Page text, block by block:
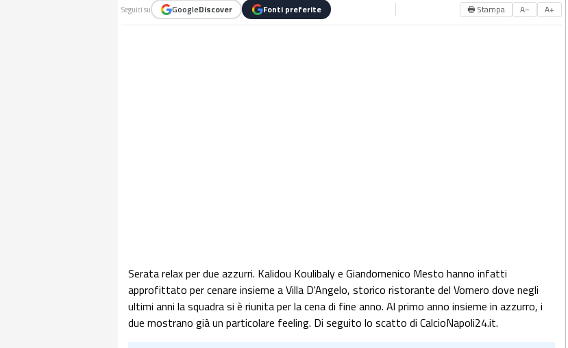
Seguici su GoogleDiscover Fonti preferite 🖶 Stampa A− A+
Serata relax per due azzurri. Kalidou Koulibaly e Giandomenico Mesto hanno infatti
approfittato per cenare insieme a Villa D'Angelo, storico ristorante del Vomero dove negli
ultimi anni la squadra si è riunita per la cena di fine anno. Al primo anno insieme in azzurro, i
due mostrano già un particolare feeling. Di seguito lo scatto di CalcioNapoli24.it.